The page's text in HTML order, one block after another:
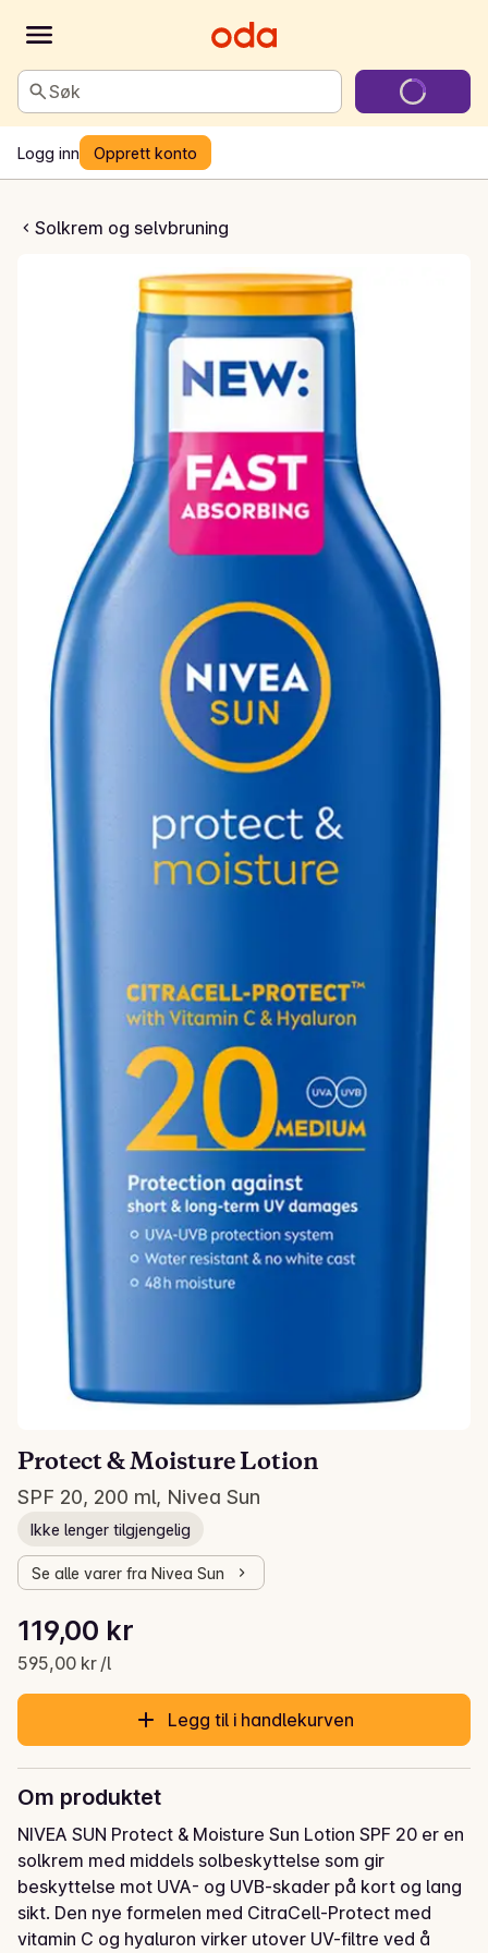
Søk
Logg inn Opprett konto
Solkrem og selvbruning
Lotion
Protect & Moisture Lotion
SPF 20, 200 ml, Nivea Sun
Ikke lenger tilgjengelig
Se alle varer fra Nivea Sun
Gjeldende pris er: 119,00 kr
119,00 kr
595,00 kr /l
Stykkpris: 595,00 kr /l
Legg til i handlekurven
Om produktet
NIVEA SUN Protect & Moisture Sun Lotion SPF 20 er en
solkrem med middels solbeskyttelse som gir
beskyttelse mot UVA- og UVB-skader på kort og lang
sikt. Den nye formelen med CitraCell-Protect med
vitamin C og hyaluron virker utover UV-filtre ved å